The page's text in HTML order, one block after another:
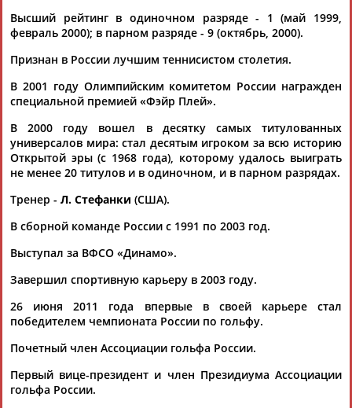
АБДУЛАЕВ
АБДУЛАЕВ
АБДУЛАЗИЗОВАБДУЛБЕКОВ
Камалудин
АБДУЛДАУДОВ
Абдула
АБДУЛЖАЛИЛОВ
Магомед
24 персон из 13181
ЕЩЁ ПЕРСОНЫ
ЦЕЛИ ПРОЕКТА КОНТАКТЫ НАШИ КНОПКИ
Высший рейтинг в одиночном разряде - 1 (май 1999,
февраль 2000); в парном разряде - 9 (октябрь, 2000).
Признан в России лучшим теннисистом столетия.
В 2001 году Олимпийским комитетом России награжден
специальной премией «Фэйр Плей».
В 2000 году вошел в десятку самых титулованных
универсалов мира: стал десятым игроком за всю историю
Открытой эры (с 1968 года), которому удалось выиграть
не менее 20 титулов и в одиночном, и в парном разрядах.
Тренер - Л. Стефанки (США).
В сборной команде России с 1991 по 2003 год.
Выступал за ВФСО «Динамо».
Завершил спортивную карьеру в 2003 году.
26 июня 2011 года впервые в своей карьере стал
победителем чемпионата России по гольфу.
Почетный член Ассоциации гольфа России.
Первый вице-президент и член Президиума Ассоциации
гольфа России.